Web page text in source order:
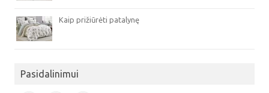
Kaip prižiūrėti patalynę
Pasidalinimui